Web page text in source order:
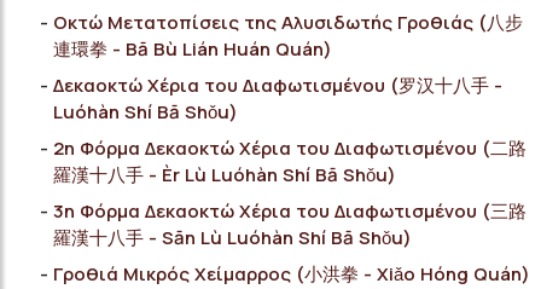
Οκτώ Μετατοπίσεις της Αλυσιδωτής Γροθιάς (八步
連環拳 - Bā Bù Lián Huán Quán)
Δεκαοκτώ Χέρια του Διαφωτισμένου (罗汉十八手 -
Luóhàn Shí Bā Shǒu)
2η Φόρμα Δεκαοκτώ Χέρια του Διαφωτισμένου (二路
羅漢十八手 - Èr Lù Luóhàn Shí Bā Shǒu)
3η Φόρμα Δεκαοκτώ Χέρια του Διαφωτισμένου (三路
羅漢十八手 - Sān Lù Luóhàn Shí Bā Shǒu)
Γροθιά Μικρός Χείμαρρος (小洪拳 - Xiǎo Hóng Quán)